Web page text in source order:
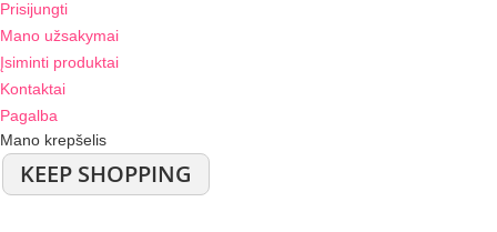
Prisijungti
Mano užsakymai
Įsiminti produktai
Kontaktai
Pagalba
Mano krepšelis
KEEP SHOPPING